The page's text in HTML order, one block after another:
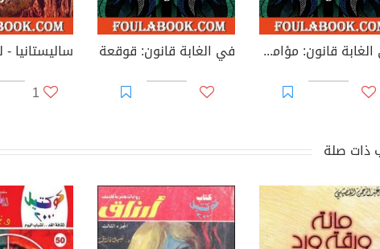
في الغابة قانون: مؤامرة؟ في الغابة قانون: قوقعة
1
ذات صلة